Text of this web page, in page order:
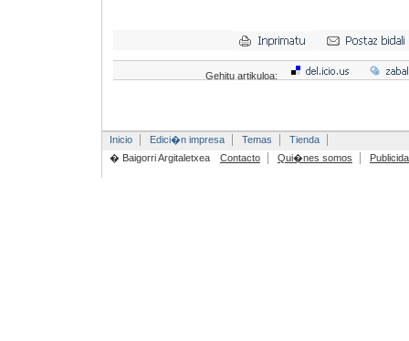
Gehitu artikuloa:
Inicio Edici�n impresa Temas
Tienda
� Baigorri Argitaletxea
Contacto Qui�nes somos